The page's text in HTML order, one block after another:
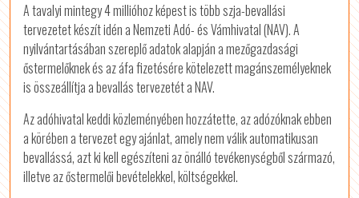
A tavalyi mintegy 4 millióhoz képest is több szja-bevallási
tervezetet készít idén a Nemzeti Adó- és Vámhivatal (NAV). A
nyilvántartásában szereplő adatok alapján a mezőgazdasági
őstermelőknek és az áfa fizetésére kötelezett magánszemélyeknek
is összeállítja a bevallás tervezetét a NAV.
Az adóhivatal keddi közleményében hozzátette, az adózóknak ebben
a körében a tervezet egy ajánlat, amely nem válik automatikusan
bevallássá, azt ki kell egészíteni az önálló tevékenységből származó,
illetve az őstermelői bevételekkel, költségekkel.